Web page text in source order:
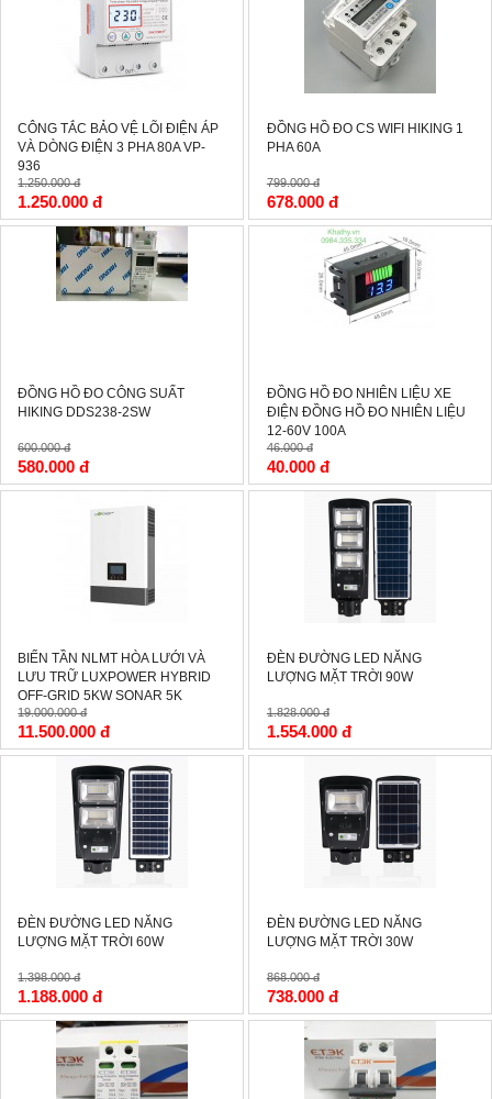
CÔNG TẮC BẢO VỆ LÕI ĐIỆN ÁP
VÀ DÒNG ĐIỆN 3 PHA 80A VP-
936
1.250.000 đ
1.250.000 đ
ĐỒNG HỒ ĐO CS WIFI HIKING 1
PHA 60A
799.000 đ
678.000 đ
ĐỒNG HỒ ĐO CÔNG SUẤT
HIKING DDS238-2SW
600.000 đ
580.000 đ
ĐỒNG HỒ ĐO NHIÊN LIỆU XE
ĐIỆN ĐỒNG HỒ ĐO NHIÊN LIỆU
12-60V 100A
46.000 đ
40.000 đ
BIẾN TẦN NLMT HÒA LƯỚI VÀ
LƯU TRỮ LUXPOWER HYBRID
OFF-GRID 5KW SONAR 5K
SNA5K
19.000.000 đ
11.500.000 đ
ĐÈN ĐƯỜNG LED NĂNG
LƯỢNG MẶT TRỜI 90W
1.828.000 đ
1.554.000 đ
ĐÈN ĐƯỜNG LED NĂNG
LƯỢNG MẶT TRỜI 60W
1.398.000 đ
1.188.000 đ
ĐÈN ĐƯỜNG LED NĂNG
LƯỢNG MẶT TRỜI 30W
868.000 đ
738.000 đ